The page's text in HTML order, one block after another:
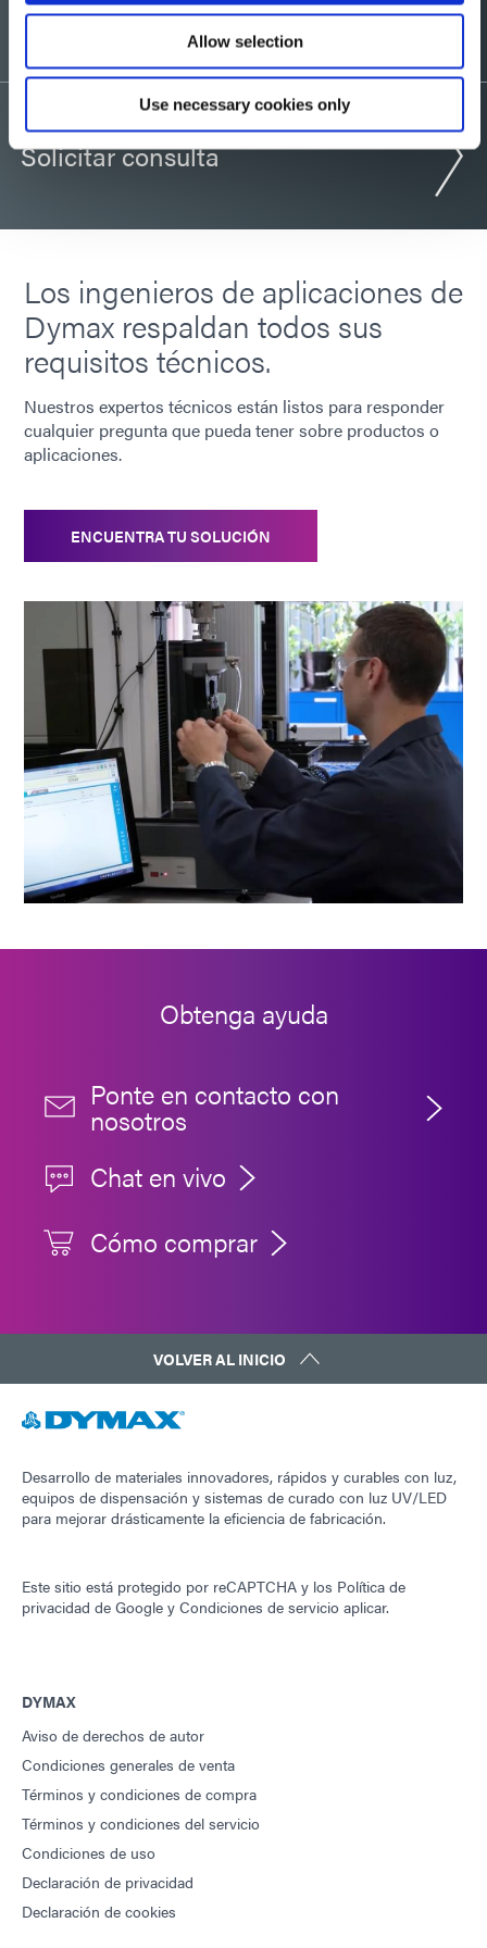
Allow selection
Use necessary cookies only
Solicitar consulta
Los ingenieros de aplicaciones de
Dymax respaldan todos sus
requisitos técnicos.
Nuestros expertos técnicos están listos para responder
cualquier pregunta que pueda tener sobre productos o
aplicaciones.
ENCUENTRA TU SOLUCIÓN
Obtenga ayuda
Ponte en contacto con
nosotros
Chat en vivo
Cómo comprar
VOLVER AL INICIO
Desarrollo de materiales innovadores, rápidos y curables con luz,
equipos de dispensación y sistemas de curado con luz UV/LED
para mejorar drásticamente la eficiencia de fabricación.
Este sitio está protegido por reCAPTCHA y los Política de
privacidad de Google y Condiciones de servicio aplicar.
DYMAX
Aviso de derechos de autor
Condiciones generales de venta
Términos y condiciones de compra
Términos y condiciones del servicio
Condiciones de uso
Declaración de privacidad
Declaración de cookies